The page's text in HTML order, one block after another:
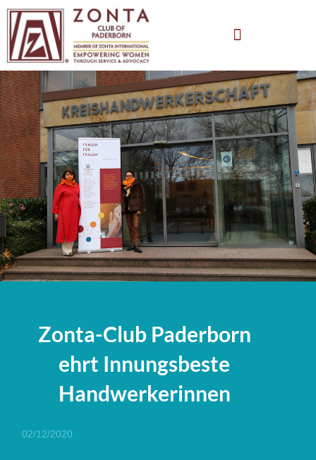
Zonta-Club Paderborn
ehrt Innungsbeste
Handwerkerinnen
02/12/2020